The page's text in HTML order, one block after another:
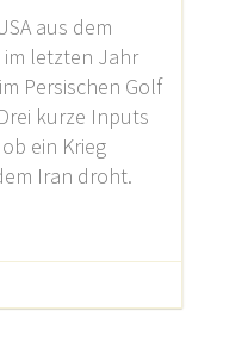
aus dem
im letzten Jahr
Persischen Golf
kurze Inputs
ein Krieg
Iran droht.